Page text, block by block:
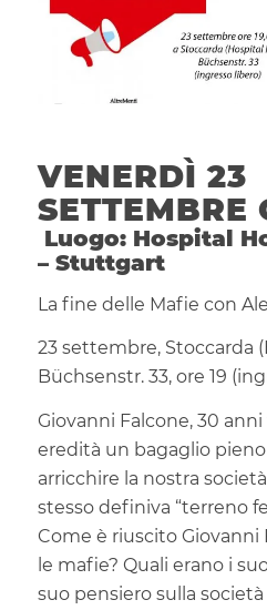
VENERDÌ 23
SETTEMBRE
Luogo: Hospital
– Stuttgart
La fine delle Mafie con
23 settembre, Stoccarda
Büchsenstr. 33, ore 19
Giovanni Falcone, 30 anni
eredità un bagaglio
arricchire la nostra
stesso definiva “terreno
Come è riuscito Giovanni
le mafie? Quali erano i
suo pensiero sulla